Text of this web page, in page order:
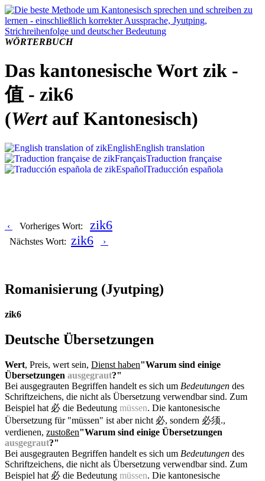
WÖRTERBUCH
Das kantonesische Wort zik -
值 - zik6
(Wertauf Kantonesisch)
EnglishEnglish translation
FrançaisTraduction française
EspañolTraducción española
‹ Vorheriges Wort: zik6
Nächstes Wort: zik6 ›
Romanisierung (Jyutping)
zik6
Deutsche Übersetzungen
Wert, Preis, wert sein, Dienst haben"Warum sind einige
Übersetzungen ausgegraut?"
Bei ausgegrauten Begriffen handelt es sich um Bedeutungen des
Schriftzeichens, die nicht als Übersetzung verwendbar sind. Zum
Beispiel hat 必 die Bedeutung müssen. Die kantonesische
Übersetzung für "müssen" ist aber nicht 必, sondern 必须.,
verdienen, zustoßen"Warum sind einige Übersetzungen
ausgegraut?"
Bei ausgegrauten Begriffen handelt es sich um Bedeutungen des
Schriftzeichens, die nicht als Übersetzung verwendbar sind. Zum
Beispiel hat 必 die Bedeutung müssen. Die kantonesische